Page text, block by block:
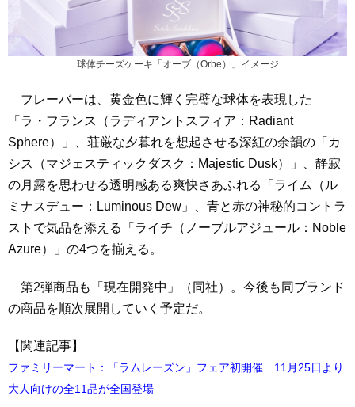
球体チーズケーキ「オーブ（Orbe）」イメージ
フレーバーは、黄金色に輝く完璧な球体を表現した
「ラ・フランス（ラディアントスフィア：Radiant
Sphere）」、荘厳な夕暮れを想起させる深紅の余韻の「カ
シス（マジェスティックダスク：Majestic Dusk）」、静寂
の月露を思わせる透明感ある爽快さあふれる「ライム（ル
ミナスデュー：Luminous Dew」、青と赤の神秘的コントラ
ストで気品を添える「ライチ（ノーブルアジュール：Noble
Azure）」の4つを揃える。
第2弾商品も「現在開発中」（同社）。今後も同ブランド
の商品を順次展開していく予定だ。
【関連記事】
ファミリーマート：「ラムレーズン」フェア初開催 11月25日より
大人向けの全11品が全国登場